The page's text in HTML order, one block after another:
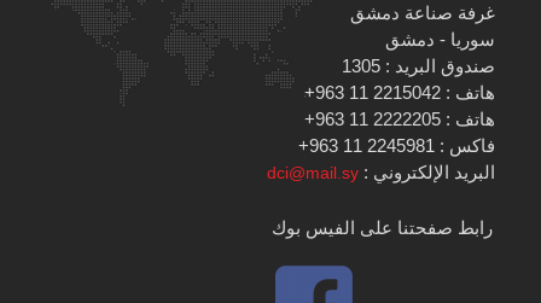
غرفة صناعة دمشق
سوريا - دمشق
صندوق البريد : 1305
هاتف : 2215042 11 963+
هاتف : 2222205 11 963+
فاكس : 2245981 11 963+
البريد الإلكتروني :dci@mail.sy
رابط صفحتنا على الفيس بوك